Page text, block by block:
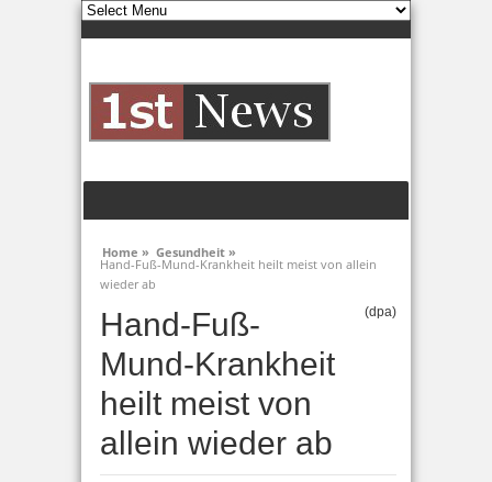
Home » Gesundheit »
Hand-Fuß-Mund-Krankheit heilt meist von allein
wieder ab
Hand-Fuß-
Mund-Krankheit
heilt meist von
allein wieder ab
(dpa)